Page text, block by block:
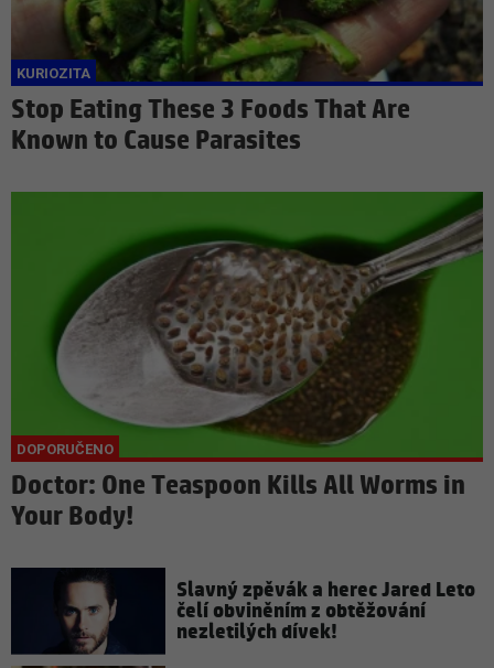
Stop Eating These 3 Foods That Are
Known to Cause Parasites
Doctor: One Teaspoon Kills All Worms in
Your Body!
Slavný zpěvák a herec Jared Leto
čelí obviněním z obtěžování
nezletilých dívek!